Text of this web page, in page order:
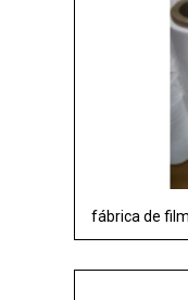
fábrica de